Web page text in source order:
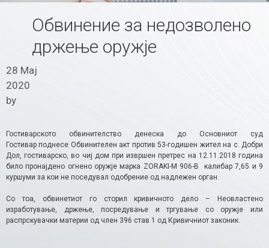
Обвинение за недозволено
држење оружје
28 Мај
2020
by
Гостиварското обвинителство денеска до Основниот суд
Гостивар поднесе Обвинителен акт против 53-годишен жител на с. Добри
Дол, гостиварско, во чиј дом при извршен претрес на 12.11.2018 година
било пронајдено огнено оружје марка ZORAKI-M 906-B калибар 7,65 и 9
куршуми за кои не поседувал одобрение од надлежен орган.
Со тоа, обвинетиот го сторил кривичното дело – Неовластено
изработување, држење, посредување и тргување со оружје или
распрскувачки материи од член 396 став 1 од Кривичниот законик.